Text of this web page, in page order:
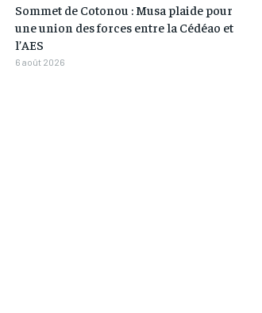
Sommet de Cotonou : Musa plaide pour
une union des forces entre la Cédéao et
l’AES
6 août 2026